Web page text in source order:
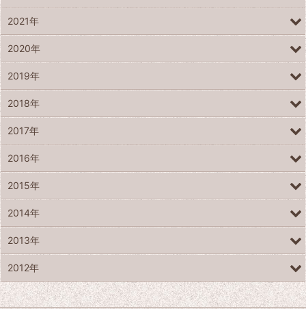
2021年
2020年
2019年
2018年
2017年
2016年
2015年
2014年
2013年
2012年